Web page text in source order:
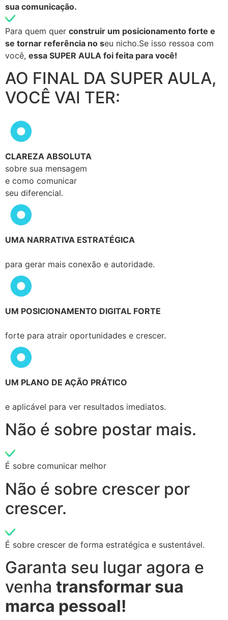
sua comunicação.
Para quem quer construir um posicionamento forte e
se tornar referência no seu nicho.Se isso ressoa com
você, essa SUPER AULA foi feita para você!
AO FINAL DA SUPER AULA,
VOCÊ VAI TER:
CLAREZA ABSOLUTA
sobre sua mensagem
e como comunicar
seu diferencial.
UMA NARRATIVA ESTRATÉGICA
para gerar mais conexão e autoridade.
UM POSICIONAMENTO DIGITAL FORTE
forte para atrair oportunidades e crescer.
UM PLANO DE AÇÃO PRÁTICO
e aplicável para ver resultados imediatos.
Não é sobre postar mais.
É sobre comunicar melhor
Não é sobre crescer por
crescer.
É sobre crescer de forma estratégica e sustentável.
Garanta seu lugar agora e
venha transformar sua
marca pessoal!